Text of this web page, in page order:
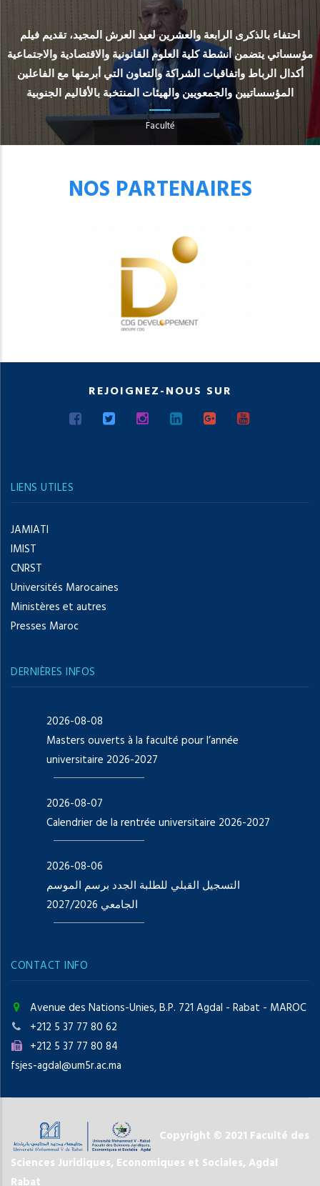
احتفاء بالذكرى الرابعة والعشرين لعيد العرش المجيد، تقديم فيلم
مؤسساتي يتضمن أنشطة كلية العلوم القانونية والاقتصادية والاجتماعية
أكدال الرباط واتفاقيات الشراكة والتعاون التي أبرمتها مع الفاعلين
المؤسساتيين والجمعويين والهيئات المنتخبة بالأقاليم الجنوبية
Faculté
NOS PARTENAIRES
REJOIGNEZ-NOUS SUR
LIENS UTILES
JAMIATI
IMIST
CNRST
Universités Marocaines
Ministères et autres
Presses Maroc
DERNIÈRES INFOS
2026-08-08
Masters ouverts à la faculté pour l’année
universitaire 2026-2027
2026-08-07
Calendrier de la rentrée universitaire 2026-2027
2026-08-06
التسجيل القبلي للطلبة الجدد برسم الموسم
الجامعي 2027/2026
CONTACT INFO
Avenue des Nations-Unies, B.P. 721 Agdal - Rabat - MAROC
+212 5 37 77 80 62
+212 5 37 77 80 84
fsjes-agdal@um5r.ac.ma
Copyright © 2021 Faculté des
Sciences Juridiques, Economiques et Sociales, Agdal
Rabat